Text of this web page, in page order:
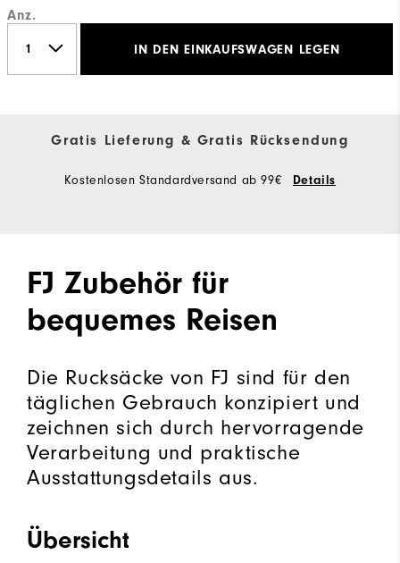
Anz.
IN DEN EINKAUFSWAGEN LEGEN
Gratis Lieferung & Gratis Rücksendung
Kostenlosen Standardversand ab 99€ Details
FJ Zubehör für
bequemes Reisen
Die Rucksäcke von FJ sind für den
täglichen Gebrauch konzipiert und
zeichnen sich durch hervorragende
Verarbeitung und praktische
Ausstattungsdetails aus.
Übersicht